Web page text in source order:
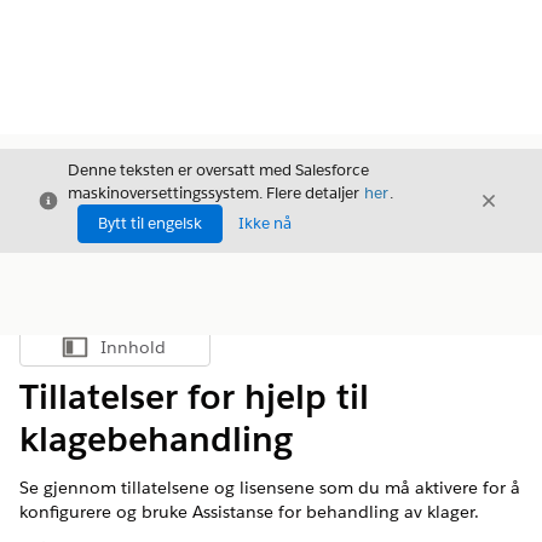
Avslutt
Denne teksten er oversatt med Salesforce
maskinoversettingssystem. Flere detaljer her.
Bytt til engelsk
Ikke nå
Avslutt
Vis innholdsfortegnelse
Innhold
Tillatelser for hjelp til
klagebehandling
Se gjennom tillatelsene og lisensene som du må aktivere for å
konfigurere og bruke Assistanse for behandling av klager.